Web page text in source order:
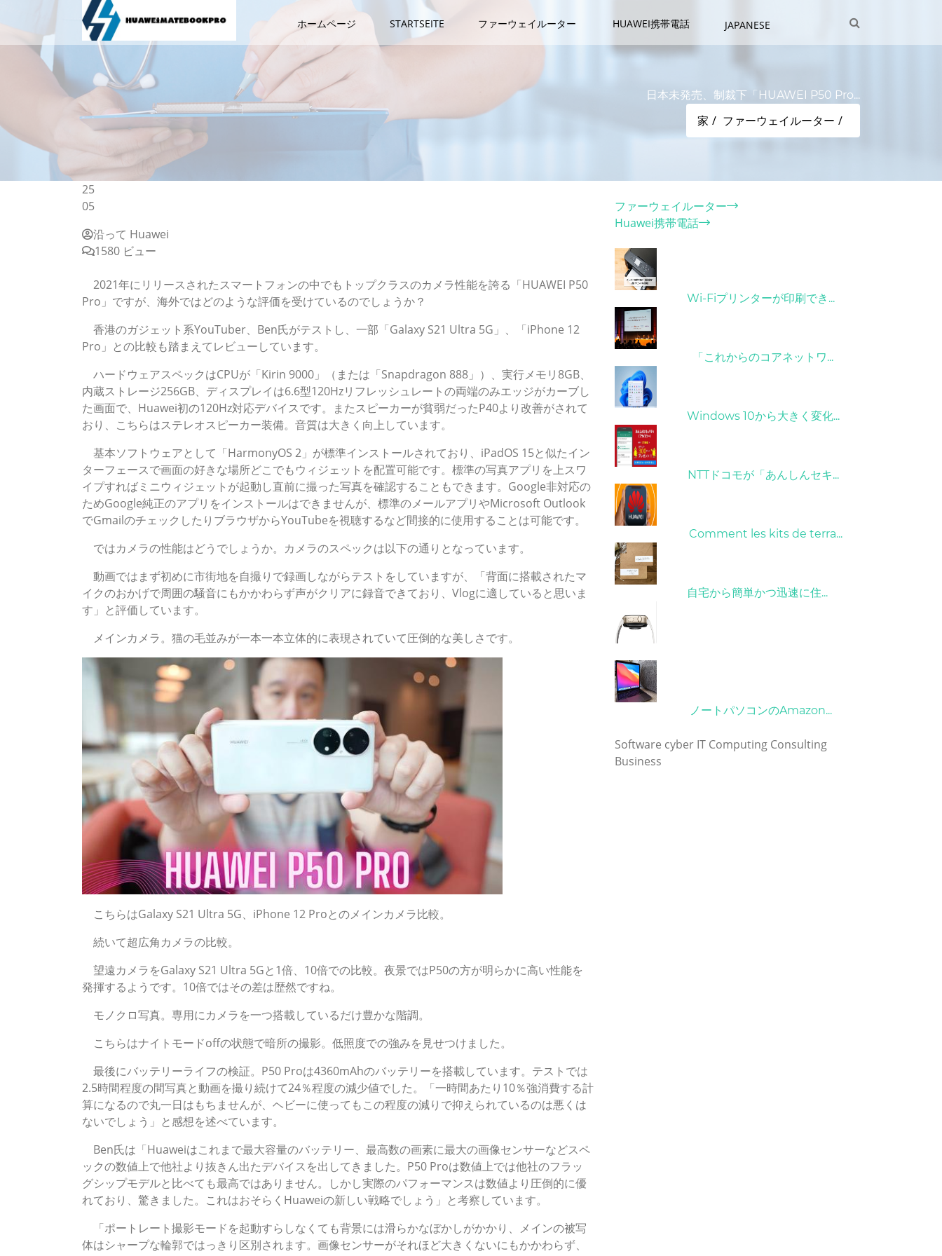
ホームページ STARTSEITE ファーウェイルーター HUAWEI携帯電話 JAPANESE
日本未発売、制裁下「HUAWEI P50 Pro...
家 ファーウェイルーター
25
05
沿って Huawei
1580 ビュー
2021年にリリースされたスマートフォンの中でもトップクラスのカメラ性能を誇る「HUAWEI P50
Pro」ですが、海外ではどのような評価を受けているのでしょうか？
香港のガジェット系YouTuber、Ben氏がテストし、一部「Galaxy S21 Ultra 5G」、「iPhone 12
Pro」との比較も踏まえてレビューしています。
ハードウェアスペックはCPUが「Kirin 9000」（または「Snapdragon 888」）、実行メモリ8GB、
内蔵ストレージ256GB、ディスプレイは6.6型120Hzリフレッシュレートの両端のみエッジがカーブし
た画面で、Huawei初の120Hz対応デバイスです。またスピーカーが貧弱だったP40より改善がされて
おり、こちらはステレオスピーカー装備。音質は大きく向上しています。
基本ソフトウェアとして「HarmonyOS 2」が標準インストールされており、iPadOS 15と似たイン
ターフェースで画面の好きな場所どこでもウィジェットを配置可能です。標準の写真アプリを上スワ
イプすればミニウィジェットが起動し直前に撮った写真を確認することもできます。Google非対応の
ためGoogle純正のアプリをインストールはできませんが、標準のメールアプリやMicrosoft Outlook
でGmailのチェックしたりブラウザからYouTubeを視聴するなど間接的に使用することは可能です。
ではカメラの性能はどうでしょうか。カメラのスペックは以下の通りとなっています。
動画ではまず初めに市街地を自撮りで録画しながらテストをしていますが、「背面に搭載されたマ
イクのおかげで周囲の騒音にもかかわらず声がクリアに録音できており、Vlogに適していると思いま
す」と評価しています。
メインカメラ。猫の毛並みが一本一本立体的に表現されていて圧倒的な美しさです。
こちらはGalaxy S21 Ultra 5G、iPhone 12 Proとのメインカメラ比較。
続いて超広角カメラの比較。
望遠カメラをGalaxy S21 Ultra 5Gと1倍、10倍での比較。夜景ではP50の方が明らかに高い性能を
発揮するようです。10倍ではその差は歴然ですね。
モノクロ写真。専用にカメラを一つ搭載しているだけ豊かな階調。
こちらはナイトモードoffの状態で暗所の撮影。低照度での強みを見せつけました。
最後にバッテリーライフの検証。P50 Proは4360mAhのバッテリーを搭載しています。テストでは
2.5時間程度の間写真と動画を撮り続けて24％程度の減少値でした。「一時間あたり10％強消費する計
算になるので丸一日はもちませんが、ヘビーに使ってもこの程度の減りで抑えられているのは悪くは
ないでしょう」と感想を述べています。
Ben氏は「Huaweiはこれまで最大容量のバッテリー、最高数の画素に最大の画像センサーなどスペ
ックの数値上で他社より抜きん出たデバイスを出してきました。P50 Proは数値上では他社のフラッ
グシップモデルと比べても最高ではありません。しかし実際のパフォーマンスは数値より圧倒的に優
れており、驚きました。これはおそらくHuaweiの新しい戦略でしょう」と考察しています。
「ポートレート撮影モードを起動すらしなくても背景には滑らかなぼかしがかかり、メインの被写
体はシャープな輪郭ではっきり区別されます。画像センサーがそれほど大きくないにもかかわらず、
ファーウェイルーター
Huawei携帯電話
Wi-Fiプリンターが印刷でき...
「これからのコアネットワ...
Windows 10から大きく変化...
NTTドコモが「あんしんセキ...
Comment les kits de terra...
自宅から簡単かつ迅速に住...
ノートパソコンのAmazon...
Software cyber IT Computing Consulting
Business